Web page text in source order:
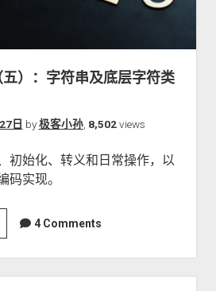
关于本站
）：字符串及底层字符类
日 by极客小孙, 8,502views
初始化、转义和日常操作，以
码实现。
4 Comments